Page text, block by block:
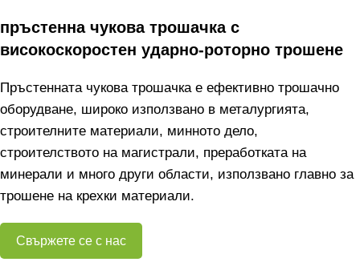
пръстенна чукова трошачка с
високоскоростен ударно-роторно трошене
Пръстенната чукова трошачка е ефективно трошачно
оборудване, широко използвано в металургията,
строителните материали, минното дело,
строителството на магистрали, преработката на
минерали и много други области, използвано главно за
трошене на крехки материали.
Свържете се с нас